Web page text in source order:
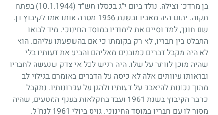
בן מרדכי וצילה. נולד ביום י"ג בכסלו תש"ד (10.1.1944)
בפתח
תקוה. יתום היה מאביו ובשנת1956 מסרה אותו אמו לקיבוץ דן.
שם חונך, למד וסיים את לימודיו במוסד החינוכי. מיד לבואו
התבלט בין חבריו, לא רק בקומתו כי אם בהשפעתו עליהם. הוא
לא היה מקבל דברים כמובנים מאליהם והביע את דעותיו בלי
שהיה מוכן לוותר על שלו. היה רגיש לכל אי צדק שנעשה לחבריו
ובראותו עיוותים אלה לא כיסה על הדברים באומרם בגילוי לב
מתוך נכונות להיאבק על דעותיו ולהגן על עקרונותיו. נתקבל
כחבר הקיבוץ בשנת 1961 ועבד בחקלאות בענף המטעים, שהיה
מסור לו עם חבריו במוסד החינוכי. גויס ביולי 1961 לנח"ל.